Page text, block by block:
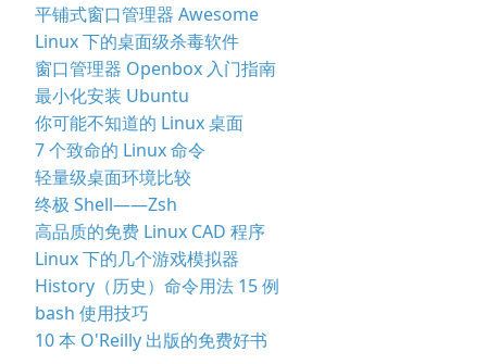
平铺式窗口管理器 Awesome
Linux 下的桌面级杀毒软件
窗口管理器 Openbox 入门指南
最小化安装 Ubuntu
你可能不知道的 Linux 桌面
7 个致命的 Linux 命令
轻量级桌面环境比较
终极 Shell——Zsh
高品质的免费 Linux CAD 程序
Linux 下的几个游戏模拟器
History（历史）命令用法 15 例
bash 使用技巧
10 本 O'Reilly 出版的免费好书